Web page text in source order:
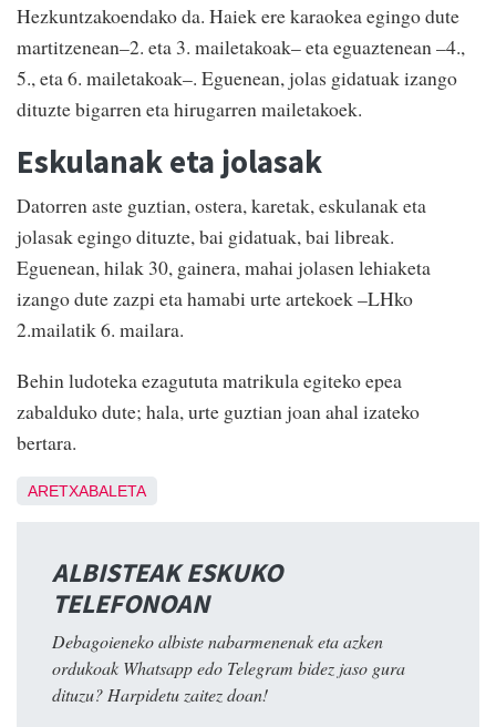
Hezkuntzakoendako da. Haiek ere karaokea egingo dute
martitzenean–2. eta 3. mailetakoak– eta eguaztenean –4.,
5., eta 6. mailetakoak–. Eguenean, jolas gidatuak izango
dituzte bigarren eta hirugarren mailetakoek.
Eskulanak eta jolasak
Datorren aste guztian, ostera, karetak, eskulanak eta
jolasak egingo dituzte, bai gidatuak, bai libreak.
Eguenean, hilak 30, gainera, mahai jolasen lehiaketa
izango dute zazpi eta hamabi urte artekoek –LHko
2.mailatik 6. mailara.
Behin ludoteka ezagututa matrikula egiteko epea
zabalduko dute; hala, urte guztian joan ahal izateko
bertara.
ARETXABALETA
ALBISTEAK ESKUKO
TELEFONOAN
Debagoieneko albiste nabarmenenak eta azken
ordukoak Whatsapp edo Telegram bidez jaso gura
dituzu? Harpidetu zaitez doan!